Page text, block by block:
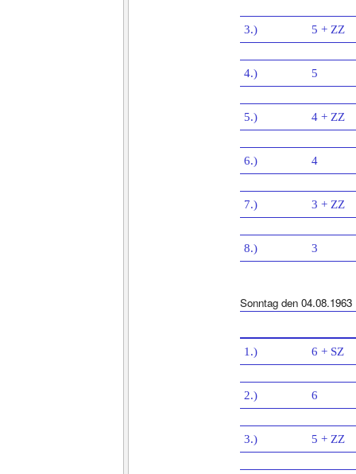
3.) 5 + ZZ
4.) 5
5.) 4 + ZZ
6.) 4
7.) 3 + ZZ
8.) 3
Sonntag den 04.08.1963
1.) 6 + SZ
2.) 6
3.) 5 + ZZ